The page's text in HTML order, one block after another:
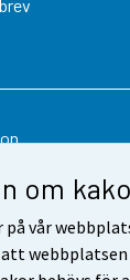
om
på vår
webbplatsen